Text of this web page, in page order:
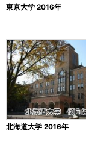
東京大学 2016年
北海道大学 2016年